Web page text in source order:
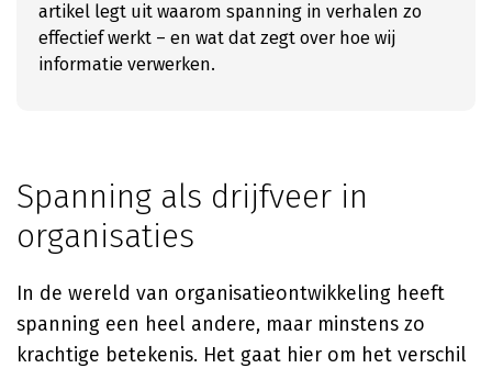
artikel legt uit waarom spanning in verhalen zo
effectief werkt – en wat dat zegt over hoe wij
informatie verwerken.
Spanning als drijfveer in
organisaties
In de wereld van organisatieontwikkeling heeft
spanning een heel andere, maar minstens zo
krachtige betekenis. Het gaat hier om het verschil